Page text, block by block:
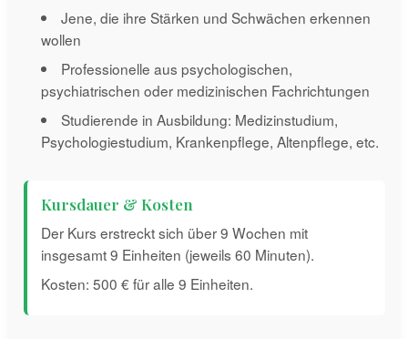
Jene, die ihre Stärken und Schwächen erkennen
wollen
Professionelle aus psychologischen,
psychiatrischen oder medizinischen Fachrichtungen
Studierende in Ausbildung: Medizinstudium,
Psychologiestudium, Krankenpflege, Altenpflege, etc.
Kursdauer & Kosten
Der Kurs erstreckt sich über 9 Wochen mit
insgesamt 9 Einheiten (jeweils 60 Minuten).
Kosten: 500 € für alle 9 Einheiten.